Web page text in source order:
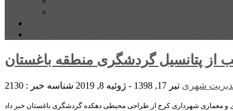
از پتانسیل‌ گردشگری منطقه باغستان
شهری تیر 17, 1398 - ژوئیه 8, 2019 شناسه خبر : 2130